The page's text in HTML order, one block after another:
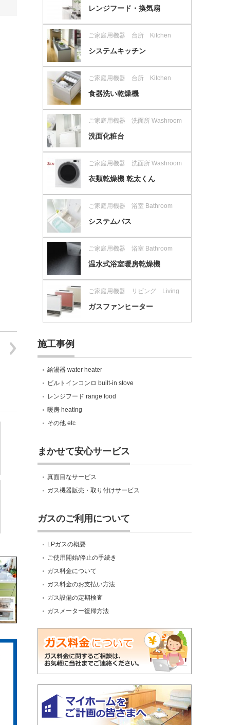
レンジフード・換気扇
ご家庭用機器 台所 Kitchen
システムキッチン
ご家庭用機器 台所 Kitchen
食器洗い乾燥機
ご家庭用機器 洗面所 Washroom
洗面化粧台
ご家庭用機器 洗面所 Washroom
衣類乾燥機 乾太くん
ご家庭用機器 浴室 Bathroom
システムバス
ご家庭用機器 浴室 Bathroom
温水式浴室暖房乾燥機
ご家庭用機器 リビング Living
ガスファンヒーター
施工事例
給湯器 water heater
ビルトインコンロ built-in stove
レンジフード range food
暖房 heating
その他 etc
まかせて安心サービス
真面目なサービス
ガス機器販売・取り付けサービス
ガスのご利用について
LPガスの概要
ご使用開始/停止の手続き
ガス料金について
ガス料金のお支払い方法
ガス設備の定期検査
ガスメーター復帰方法